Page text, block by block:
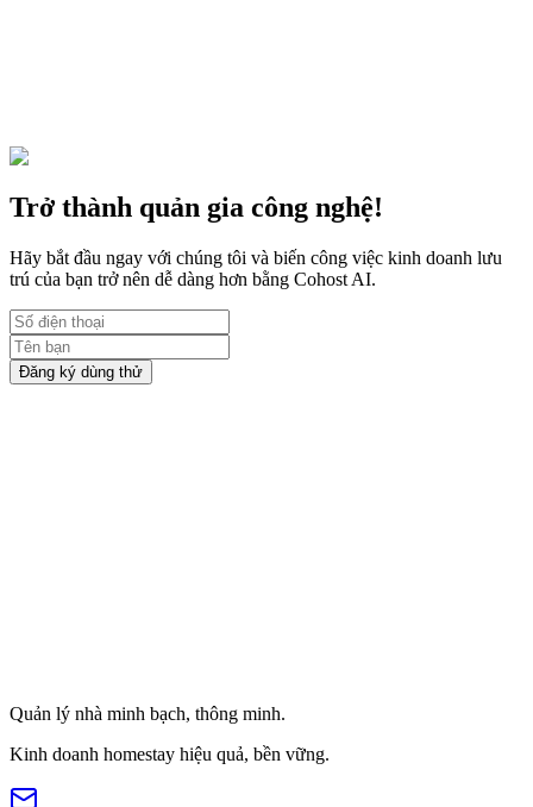
Nhiều chủ nhà đã biến việc kinh doanh Airbnb thành công việc toàn
Trở thành quản gia công nghệ!
Hãy bắt đầu ngay với chúng tôi và biến công việc kinh doanh lưu
trú của bạn trở nên dễ dàng hơn bằng Cohost AI.
Đăng ký dùng thử
Quản lý nhà minh bạch, thông minh.
Kinh doanh homestay hiệu quả, bền vững.